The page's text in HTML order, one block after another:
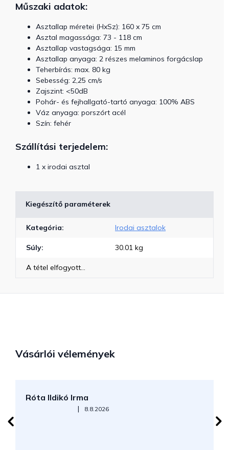
Műszaki adatok:
Asztallap méretei (HxSz): 160 x 75 cm
Asztal magassága: 73 - 118 cm
Asztallap vastagsága: 15 mm
Asztallap anyaga: 2 részes melaminos forgácslap
Teherbírás: max. 80 kg
Sebesség: 2,25 cm/s
Zajszint: <50dB
Pohár- és fejhallgató-tartó anyaga: 100% ABS
Váz anyaga: porszórt acél
Szín: fehér
Szállítási terjedelem:
1 x irodai asztal
Kiegészítő paraméterek
Kategória: Irodai asztalok
Súly: 30.01 kg
A tétel elfogyott…
Vásárlói vélemények
Róta Ildikó Irma
Az áruház értékelése 5-ből 5 csillag.
| 8.8.2026